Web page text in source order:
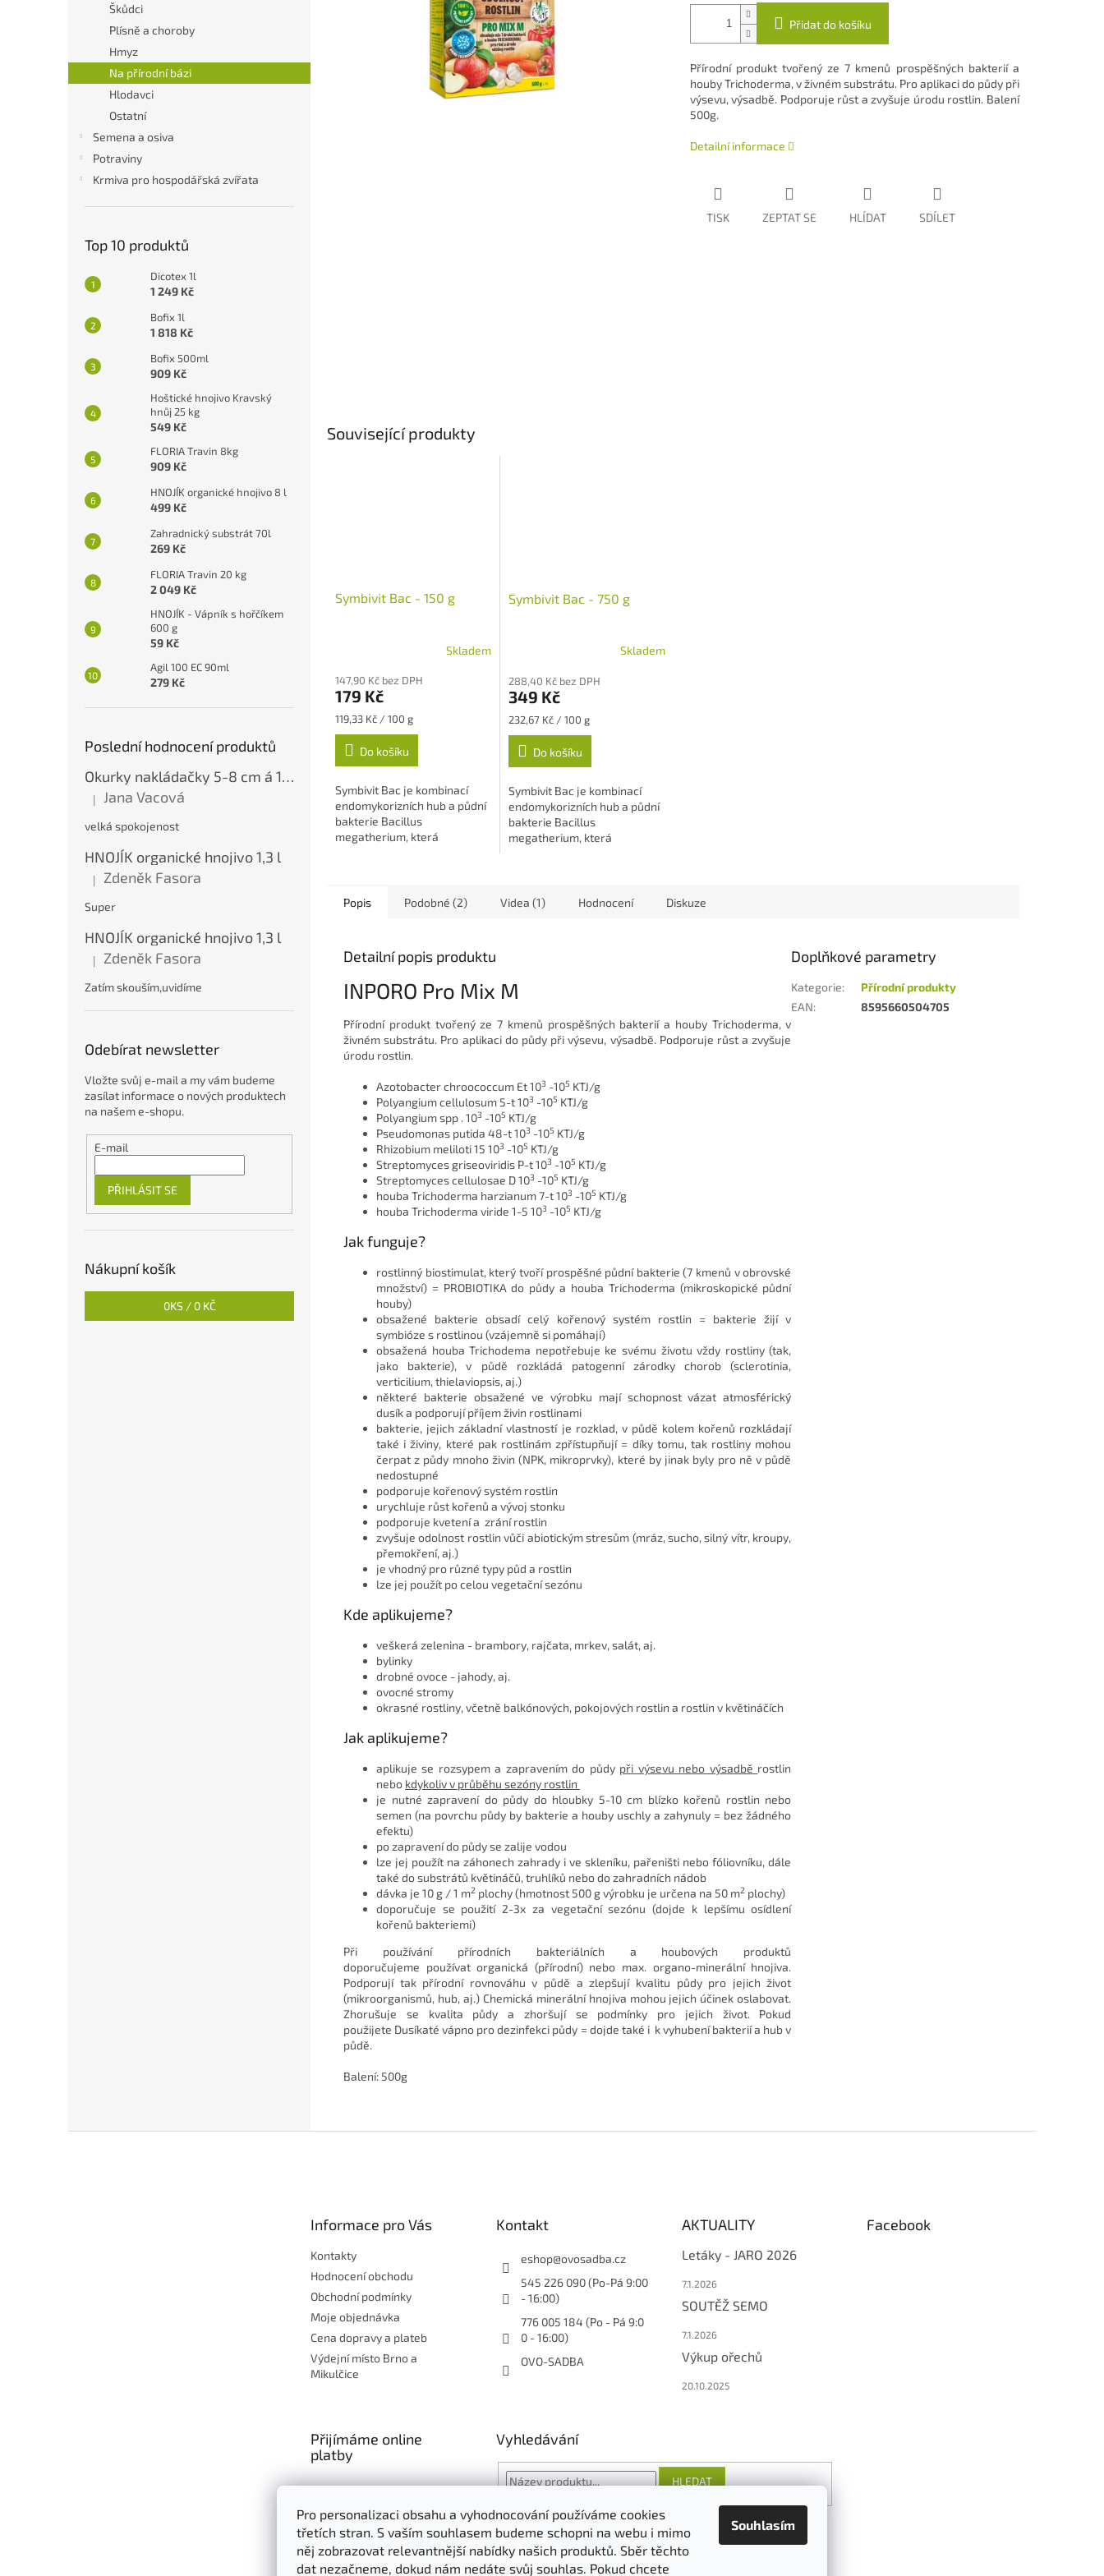
Pro personalizaci obsahu a vyhodnocování používáme cookies
třetích stran. S vaším souhlasem budeme schopni na webu i mimo
něj zobrazovat relevantnější nabídky našich produktů. Sběr těchto
dat nezačneme, dokud nám nedáte svůj souhlas. Pokud chcete
Souhlasím
l
Škůdci
Plísně a choroby
Hmyz
Na přírodní bázi
Hlodavci
Ostatní
Semena a osiva
Potraviny
Krmiva pro hospodářská zvířata
Top 10 produktů
Dicotex 1l
1 249 Kč
Bofix 1l
1 818 Kč
Bofix 500ml
909 Kč
Hoštické hnojivo Kravský
hnůj 25 kg
549 Kč
FLORIA Travin 8kg
909 Kč
HNOJÍK organické hnojivo 8 l
499 Kč
Zahradnický substrát 70l
269 Kč
FLORIA Travin 20 kg
2 049 Kč
HNOJÍK - Vápník s hořčíkem
600 g
59 Kč
Agil 100 EC 90ml
279 Kč
Poslední hodnocení produktů
Okurky nakládačky 5-8 cm á 10 kg
Hodnocení produktu je 5 z 5 hvězdiček.
| Jana Vacová
velká spokojenost
HNOJÍK organické hnojivo 1,3 l
Hodnocení produktu je 5 z 5 hvězdiček.
| Zdeněk Fasora
Super
HNOJÍK organické hnojivo 1,3 l
Hodnocení produktu je 5 z 5 hvězdiček.
| Zdeněk Fasora
Zatím skouším,uvidíme
Odebírat newsletter
Vložte svůj e-mail a my vám budeme
zasílat informace o nových produktech
na našem e-shopu.
E-mail
PŘIHLÁSIT SE
Nákupní košík
0KS / 0 KČ
Přidat do košíku
Přírodní produkt tvořený ze 7 kmenů prospěšných bakterií a
houby Trichoderma, v živném substrátu. Pro aplikaci do půdy při
výsevu, výsadbě. Podporuje růst a zvyšuje úrodu rostlin. Balení
500g.
Detailní informace
TISK ZEPTAT SE HLÍDAT SDÍLET
Související produkty
Symbivit Bac - 150 g
Skladem
147,90 Kč bez DPH
179 Kč
Měrná
cena:
119,33 Kč / 100 g
Do košíku
Symbivit Bac je kombinací
endomykorizních hub a půdní
bakterie Bacillus
megatherium, která
Symbivit Bac - 750 g
Skladem
288,40 Kč bez DPH
349 Kč
Měrná
cena:
232,67 Kč / 100 g
Do košíku
Symbivit Bac je kombinací
endomykorizních hub a půdní
bakterie Bacillus
megatherium, která
Popis Podobné (2) Videa (1) Hodnocení Diskuze
Detailní popis produktu
INPORO Pro Mix M
Přírodní produkt tvořený ze 7 kmenů prospěšných bakterií a houby Trichoderma, v
živném substrátu. Pro aplikaci do půdy při výsevu, výsadbě. Podporuje růst a zvyšuje
úrodu rostlin.
Azotobacter chroococcum Et 103 -105 KTJ/g
Polyangium cellulosum 5-t 103 -105 KTJ/g
Polyangium spp . 103 -105 KTJ/g
Pseudomonas putida 48-t 103 -105 KTJ/g
Rhizobium meliloti 15 103 -105 KTJ/g
Streptomyces griseoviridis P-t 103 -105 KTJ/g
Streptomyces cellulosae D 103 -105 KTJ/g
houba Trichoderma harzianum 7-t 103 -105 KTJ/g
houba Trichoderma viride 1-5 103 -105 KTJ/g
Jak funguje?
rostlinný biostimulat, který tvoří prospěšné půdní bakterie (7 kmenů v obrovské
množství) = PROBIOTIKA do půdy a houba Trichoderma (mikroskopické půdní
houby)
obsažené bakterie obsadí celý kořenový systém rostlin = bakterie žijí v
symbióze s rostlinou (vzájemně si pomáhají)
obsažená houba Trichodema nepotřebuje ke svému životu vždy rostliny (tak,
jako bakterie), v půdě rozkládá patogenní zárodky chorob (sclerotinia,
verticilium, thielaviopsis, aj.)
některé bakterie obsažené ve výrobku mají schopnost vázat atmosférický
dusík a podporují příjem živin rostlinami
bakterie, jejich základní vlastností je rozklad, v půdě kolem kořenů rozkládají
také i živiny, které pak rostlinám zpřístupňují = díky tomu, tak rostliny mohou
čerpat z půdy mnoho živin (NPK, mikroprvky), které by jinak byly pro ně v půdě
nedostupné
podporuje kořenový systém rostlin
urychluje růst kořenů a vývoj stonku
podporuje kvetení a zrání rostlin
zvyšuje odolnost rostlin vůči abiotickým stresům (mráz, sucho, silný vítr, kroupy,
přemokření, aj.)
je vhodný pro různé typy půd a rostlin
lze jej použít po celou vegetační sezónu
Kde aplikujeme?
veškerá zelenina - brambory, rajčata, mrkev, salát, aj.
bylinky
drobné ovoce - jahody, aj.
ovocné stromy
okrasné rostliny, včetně balkónových, pokojových rostlin a rostlin v květináčích
Jak aplikujeme?
aplikuje se rozsypem a zapravením do půdy při výsevu nebo výsadbě rostlin
nebo kdykoliv v průběhu sezóny rostlin
je nutné zapravení do půdy do hloubky 5-10 cm blízko kořenů rostlin nebo
semen (na povrchu půdy by bakterie a houby uschly a zahynuly = bez žádného
efektu)
po zapravení do půdy se zalije vodou
lze jej použít na záhonech zahrady i ve skleníku, pařeništi nebo fóliovníku, dále
také do substrátů květináčů, truhlíků nebo do zahradních nádob
dávka je 10 g / 1 m2 plochy (hmotnost 500 g výrobku je určena na 50 m2 plochy)
doporučuje se použití 2-3x za vegetační sezónu (dojde k lepšímu osídlení
kořenů bakteriemi)
Při používání přírodních bakteriálních a houbových produktů
doporučujeme používat organická (přírodní) nebo max. organo-minerální hnojiva.
Podporují tak přírodní rovnováhu v půdě a zlepšují kvalitu půdy pro jejich život
(mikroorganismů, hub, aj.) Chemická minerální hnojiva mohou jejich účinek oslabovat.
Zhorušuje se kvalita půdy a zhoršují se podmínky pro jejich život. Pokud
použijete Dusíkaté vápno pro dezinfekci půdy = dojde také i k vyhubení bakterií a hub v
půdě.
Balení: 500g
Doplňkové parametry
Kategorie:
Přírodní produkty
EAN: 8595660504705
Informace pro Vás
Kontakty
Hodnocení obchodu
Obchodní podmínky
Moje objednávka
Cena dopravy a plateb
Výdejní místo Brno a
Mikulčice
Kontakt
eshop@ovosadba.cz
545 226 090 (Po-Pá 9:00
- 16:00)
776 005 184 (Po - Pá 9:0
0 - 16:00)
OVO-SADBA
AKTUALITY
Letáky - JARO 2026
7.1.2026
SOUTĚŽ SEMO
7.1.2026
Výkup ořechů
20.10.2025
Facebook
Přijímáme online
platby
Vyhledávání
HLEDAT
O nás FORESTINA AGRO CS